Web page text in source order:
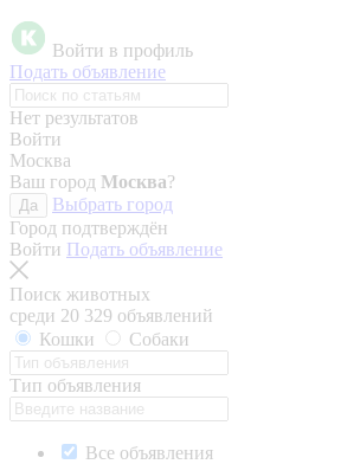
Войти в профиль
Подать объявление
Нет результатов
Войти
Москва
Ваш город Москва?
Да
Выбрать город
Город подтверждён
Войти Подать объявление
Поиск животных
среди 20 329 объявлений
Кошки
Собаки
Тип объявления
Все объявления